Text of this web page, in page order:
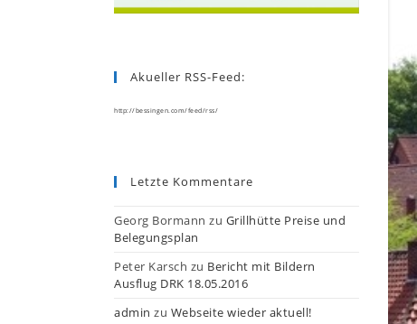
Akueller RSS-Feed:
http://bessingen.com/feed/rss/
Letzte Kommentare
Georg Bormann zu Grillhütte Preise und
Belegungsplan
Peter Karsch zu Bericht mit Bildern
Ausflug DRK 18.05.2016
admin zu Webseite wieder aktuell!